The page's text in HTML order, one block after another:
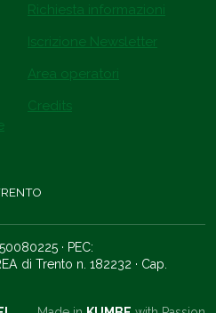
Richiesta informazioni
Iscrizione Newsletter
Area operatori
Credits
· PEC:
di Trento n. 182232 · Cap.